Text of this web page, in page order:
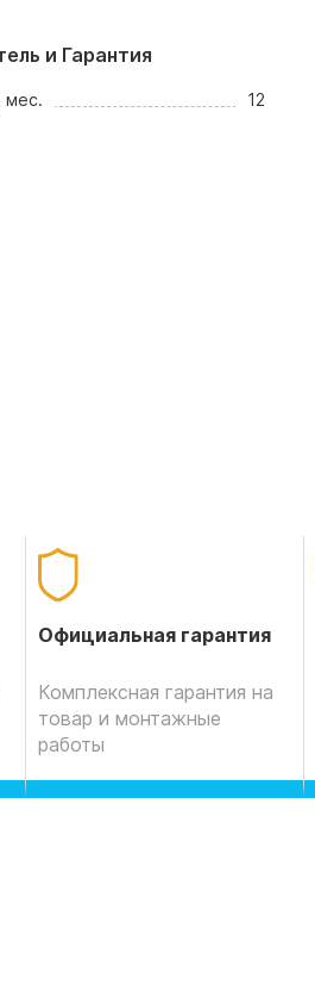
и Гарантия
мес. 12
Официальная гарантия
Комплексная гарантия на
товар и монтажные
работы